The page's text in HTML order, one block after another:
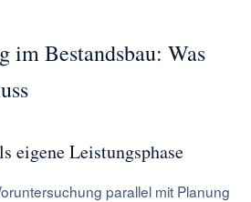
im Bestandsbau: Was
eigene Leistungsphase
parallel mit Planung